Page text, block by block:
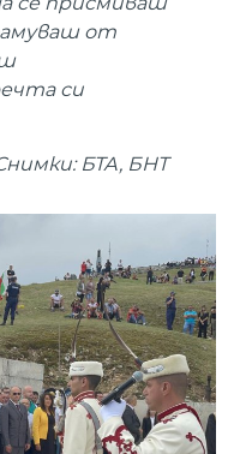
от
си
БТА, БНТ